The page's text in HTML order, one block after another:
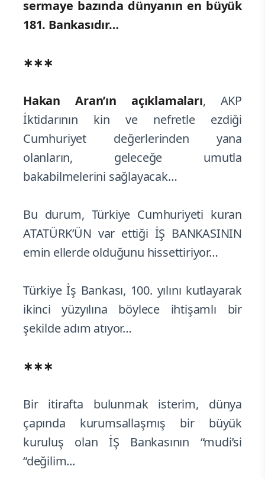
sermaye bazında dünyanın en büyük
181. Bankasıdır…
∗∗∗
Hakan Aran’ın açıklamaları, AKP
İktidarının kin ve nefretle ezdiği
Cumhuriyet değerlerinden yana
olanların, geleceğe umutla
bakabilmelerini sağlayacak…
Bu durum, Türkiye Cumhuriyeti kuran
ATATÜRK’ÜN var ettiği İŞ BANKASININ
emin ellerde olduğunu hissettiriyor…
Türkiye İş Bankası, 100. yılını kutlayarak
ikinci yüzyılına böylece ihtişamlı bir
şekilde adım atıyor…
∗∗∗
Bir itirafta bulunmak isterim, dünya
çapında kurumsallaşmış bir büyük
kuruluş olan İŞ Bankasının “mudi’si
“değilim...